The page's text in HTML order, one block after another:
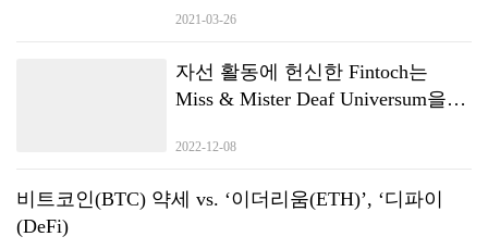
2021-03-26
자선 활동에 헌신한 Fintoch는
Miss & Mister Deaf Universum을
2022-12-08
비트코인(BTC) 약세 vs. ‘이더리움(ETH)’, ‘디파이
(DeFi)